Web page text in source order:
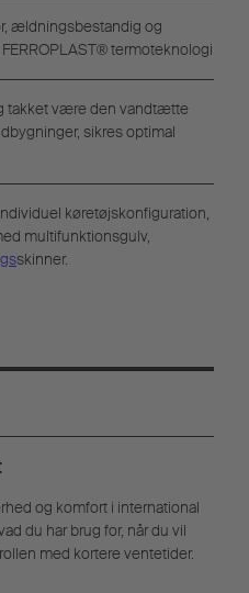
ældningsbestandig og
termoteknologi
takket være den vandtætte
sikres optimal
køretøjskonfiguration,
multifunktionsgulv,
skinner.
og komfort i international
du har brug for, når du vil
med kortere ventetider.